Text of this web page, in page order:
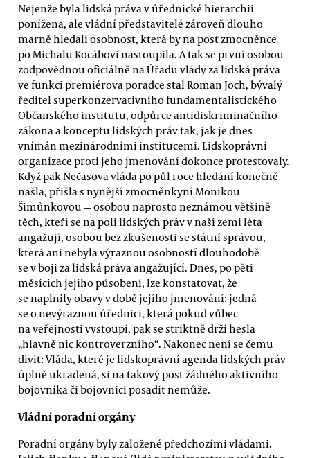
Nejenže byla lidská práva v úřednické hierarchii
ponížena, ale vládní představitelé zároveň dlouho
marně hledali osobnost, která by na post zmocněnce
po Michalu Kocábovi nastoupila. A tak se první osobou
zodpovědnou oficiálně na Úřadu vlády za lidská práva
ve funkci premiérova poradce stal Roman Joch, bývalý
ředitel superkonzervativního fundamentalistického
Občanského institutu, odpůrce antidiskriminačního
zákona a konceptu lidských práv tak, jak je dnes
vnímán mezinárodními institucemi. Lidskoprávní
organizace proti jeho jmenování dokonce protestovaly.
Když pak Nečasova vláda po půl roce hledání konečně
našla, přišla s nynější zmocněnkyní Monikou
Šimůnkovou — osobou naprosto neznámou většině
těch, kteří se na poli lidských práv v naší zemi léta
angažují, osobou bez zkušenosti se státní správou,
která ani nebyla výraznou osobností dlouhodobě
se v boji za lidská práva angažující. Dnes, po pěti
měsících jejího působení, lze konstatovat, že
se naplnily obavy v době jejího jmenování: jedná
se o nevýraznou úřednici, která pokud vůbec
na veřejnosti vystoupí, pak se striktně drží hesla
„hlavně nic kontroverzního“. Nakonec není se čemu
divit: Vláda, které je lidskoprávní agenda lidských práv
úplně ukradená, si na takový post žádného aktivního
bojovníka či bojovnici posadit nemůže.
Vládní poradní orgány
Poradní orgány byly založené předchozími vládami.